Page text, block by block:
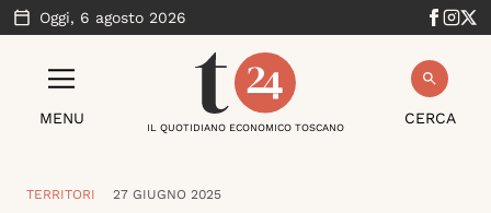
Oggi, 6 agosto 2026
MENU CERCA
IL QUOTIDIANO ECONOMICO TOSCANO
TERRITORI 27 GIUGNO 2025